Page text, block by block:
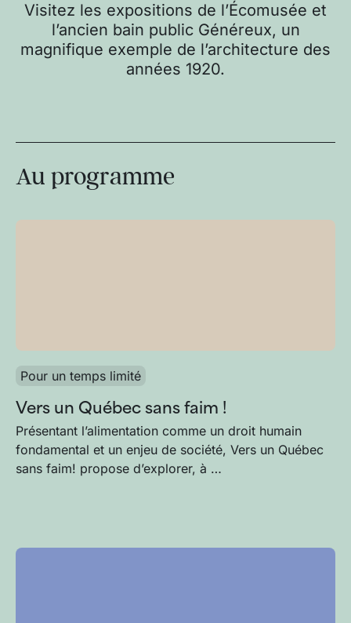
Visitez les expositions de l’Écomusée et
l’ancien bain public Généreux, un
magnifique exemple de l’architecture des
années 1920.
Au programme
Pour un temps limité
Vers un Québec sans faim !
Présentant l’alimentation comme un droit humain
fondamental et un enjeu de société, Vers un Québec
sans faim! propose d’explorer, à …